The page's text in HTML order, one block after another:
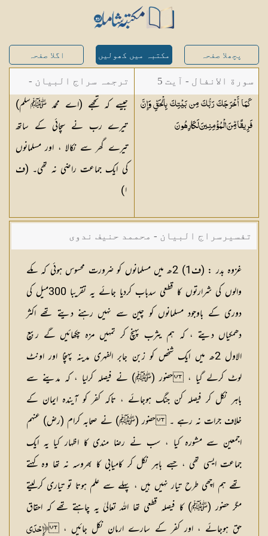
پچھلا صفحہ مکتبہ میں کھولیں اگلا صفحہ
سورة الانفال - آیت 5
كَمَا أَخْرَجَكَ رَبُّكَ مِن بَيْتِكَ بِالْحَقِّ وَإِنَّ
فَرِيقًا مِّنَ الْمُؤْمِنِينَلَكَارِهُونَ
ترجمہ سراج البیان -
مستفاد از ترجمتین
شاہ عبدالقادر دھلوی/
شاہ رفیع الدین دھلوی
جیسے کہ تجھے (اے محمد ﷺسلم)
تیرے رب نے سچائی کے ساتھ
تیرے گھر سے نکالا ، اور مسلمانوں
کی ایک جماعت راضی نہ تھی۔ (ف
١)
تفسیرسراج البیان - محممد حنیف ندوی
غزوہ بدر : (ف1
) 2ھ میں مسلمانوں کو ضرورت محسوس ہوئی کہ مکے
والوں کی شرارتوں کا قطعی سدباب کردیا جائے یہ تقریبا 300میل کی
دوری کے باوجود مسلمانوں کو چین سے نہیں رہنے دیتے تھے اکثر
دھمکیاں دیتے ، کہ ہم یثرب پہنچ کر تمہیں مزہ چکھائیں گے ربیع
الاول 2ھ میں ایک شخص کو زبن جابر الفہری مدینہ پہنچا اور اونٹ
لوٹ کرلے گیا ، حضور (ﷺ) نے فیصلہ کرلیا ، کہ مدینے سے
باہر نکل کر فیصلہ کن جنگ ہوجائے ، تاکہ کفر کو آیندہ ایمان کے
خلاف جرات نہ رہے ۔ حضور (ﷺ) نے صحابہ کرام (رض) عنہم
اجمعین سے مشورہ کیا ، سب نے رضا مندی کا اظہار کیا یہ ایک
جماعت ایسی تھی ، جسے باہر نکل کر کامیابی کا بھروسہ نہ تھا وہ کہتے
تھے ہم اچھی طرح تیار نہیں ہیں ، پہلے سے علم ہوتا تو تیاری کرلیتے
مگر حضور (ﷺ) کا فیصلہ قطعی تھا اللہ تعالیٰ یہ چاہتے تھے کہ احقاق
حق ہوجائے ، اور کفر کے سارے ارمان نکل جائیں ،﴿إِحْدَى